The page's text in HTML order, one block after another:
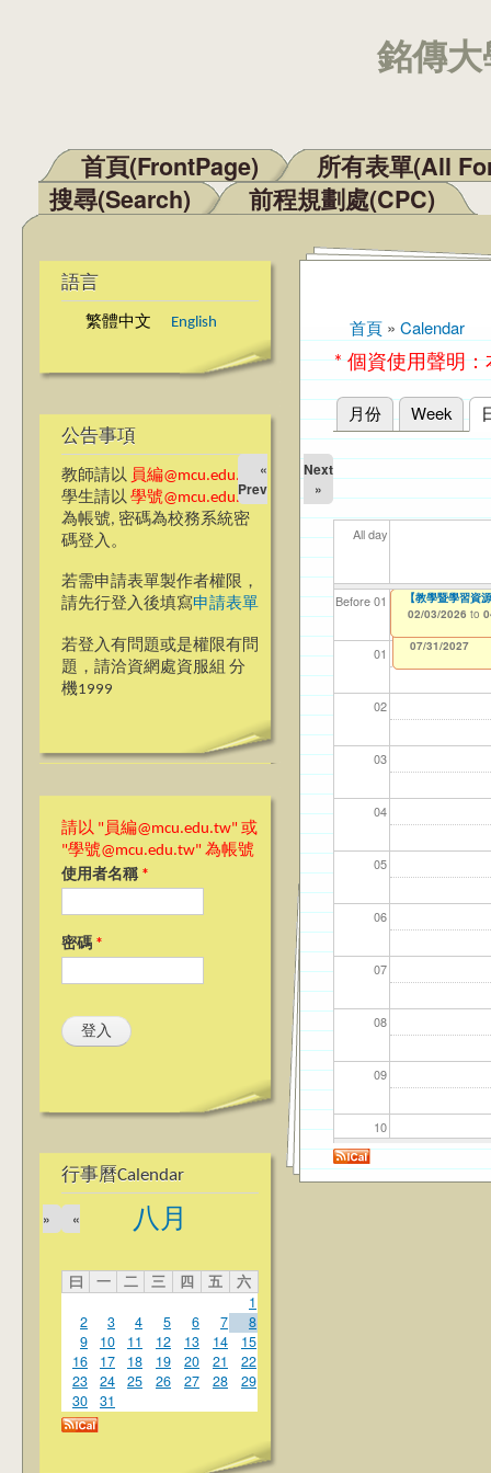
銘傳
主選單
首頁(FrontPage)
所有表單(All
搜尋(Search)
前程規劃處(CPC)
語言
繁體中文 English
公告事項
教師請以 員編@mcu.edu.tw
學生請以 學號@mcu.edu.tw
為帳號, 密碼為校務系統密
碼登入。
若需申請表單製作者權限，
請先行登入後填寫申請表單
若登入有問題或是權限有問
題，請洽資網處資服組 分
機1999
請以 "員編@mcu.edu.tw" 或
"學號@mcu.edu.tw" 為帳號
使用者名稱 *
密碼 *
行事曆Calendar
八月
«
»
曰 一 二 三 四 五
六
1
2
3 4 5 6 7
8
9
10 11 12 13 14
15
16
17 18 19 20 21
22
23
24 25 26 27 28
29
30
31
您在這裡
首頁 » Calendar
* 個資使用聲明
主要索引標籤
月份 Week
«
Prev
Next
»
All day
Before 01
01
02
03
04
05
06
07
08
09
10
11
【資網處】
整合系統～表單
12/31/2027
【財務處】工讀
11/12/2021 to
【財務處】漏打
錄
07/31/2027
114
04/
114
02/
114
03/
【學
07/
教務
11/
商品
11/
【教學暨學習資
02/03/2026 to
【教學暨學習資
02/03/2026 to